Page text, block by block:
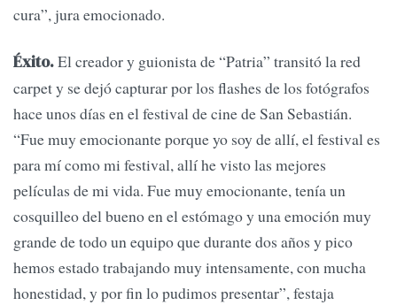
cura”, jura emocionado.
Éxito.El creador y guionista de “Patria” transitó la red
carpet y se dejó capturar por los flashes de los fotógrafos
hace unos días en el festival de cine de San Sebastián.
“Fue muy emocionante porque yo soy de allí, el festival es
para mí como mi festival, allí he visto las mejores
películas de mi vida. Fue muy emocionante, tenía un
cosquilleo del bueno en el estómago y una emoción muy
grande de todo un equipo que durante dos años y pico
hemos estado trabajando muy intensamente, con mucha
honestidad, y por fin lo pudimos presentar”, festaja